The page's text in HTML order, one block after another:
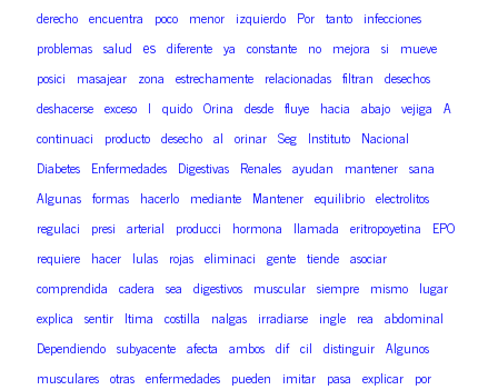
derecho encuentra poco menor izquierdo Por tanto infecciones
problemas salud es diferente ya constante no mejora si mueve
posici masajear zona estrechamente relacionadas filtran desechos
deshacerse exceso l quido Orina desde fluye hacia abajo vejiga A
continuaci producto desecho al orinar Seg Instituto Nacional
Diabetes Enfermedades Digestivas Renales ayudan mantener sana
Algunas formas hacerlo mediante Mantener equilibrio electrolitos
regulaci presi arterial producci hormona llamada eritropoyetina EPO
requiere hacer lulas rojas eliminaci gente tiende asociar
comprendida cadera sea digestivos muscular siempre mismo lugar
explica sentir ltima costilla nalgas irradiarse ingle rea abdominal
Dependiendo subyacente afecta ambos dif cil distinguir Algunos
musculares otras enfermedades pueden imitar pasa explicar por